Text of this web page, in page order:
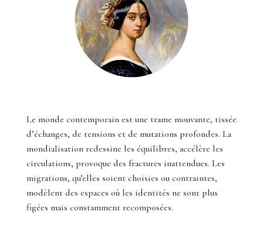
Le monde contemporain est une trame mouvante, tissée
d’échanges, de tensions et de mutations profondes. La
mondialisation redessine les équilibres, accélère les
circulations, provoque des fractures inattendues. Les
migrations, qu’elles soient choisies ou contraintes,
modèlent des espaces où les identités ne sont plus
figées mais constamment recomposées.